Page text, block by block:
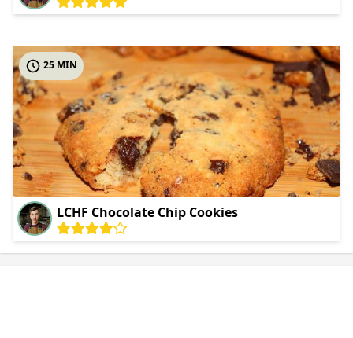
LCHF Chocolate Chip Cookies
25 MIN